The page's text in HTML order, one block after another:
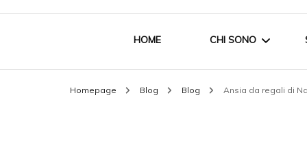
HOME CHI SONO
Homepage Blog Blog Ansia da regali di